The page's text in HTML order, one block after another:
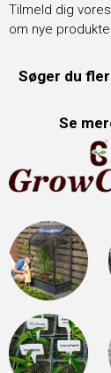
Tilmeld dig
om nye
Søger du
Se